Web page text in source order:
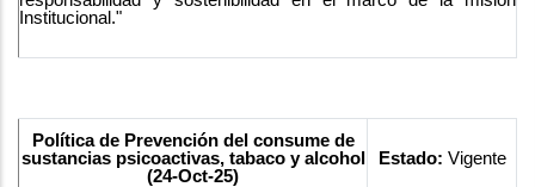
Institucional."
Política de Prevención del consume de
sustancias psicoactivas, tabaco y alcohol
(24-Oct-25)
Estado: Vigente